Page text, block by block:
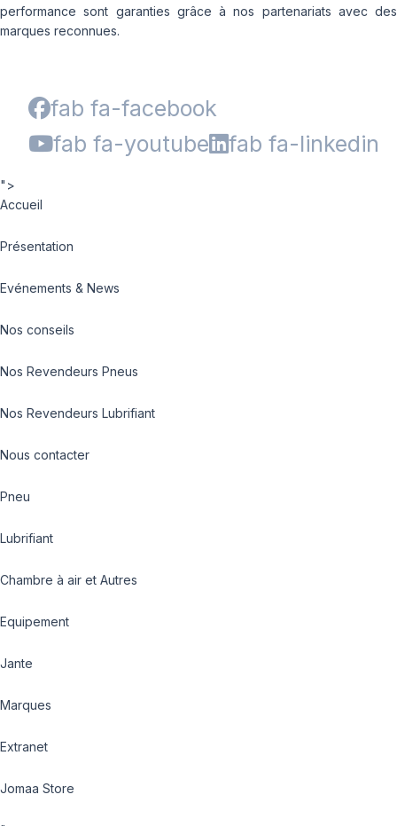
performance sont garanties grâce à nos partenariats avec des
marques reconnues.
fab fa-facebook
fab fa-youtube
fab fa-linkedin
">
Accueil
Présentation
Evénements & News
Nos conseils
Nos Revendeurs Pneus
Nos Revendeurs Lubrifiant
Nous contacter
Pneu
Lubrifiant
Chambre à air et Autres
Equipement
Jante
Marques
Extranet
Jomaa Store